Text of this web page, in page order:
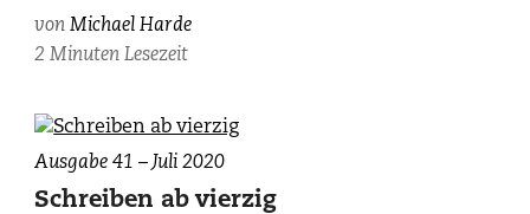
vonMichael Harde
2 Minuten Lesezeit
Ausgabe 41 – Juli 2020
Schreiben ab vierzig